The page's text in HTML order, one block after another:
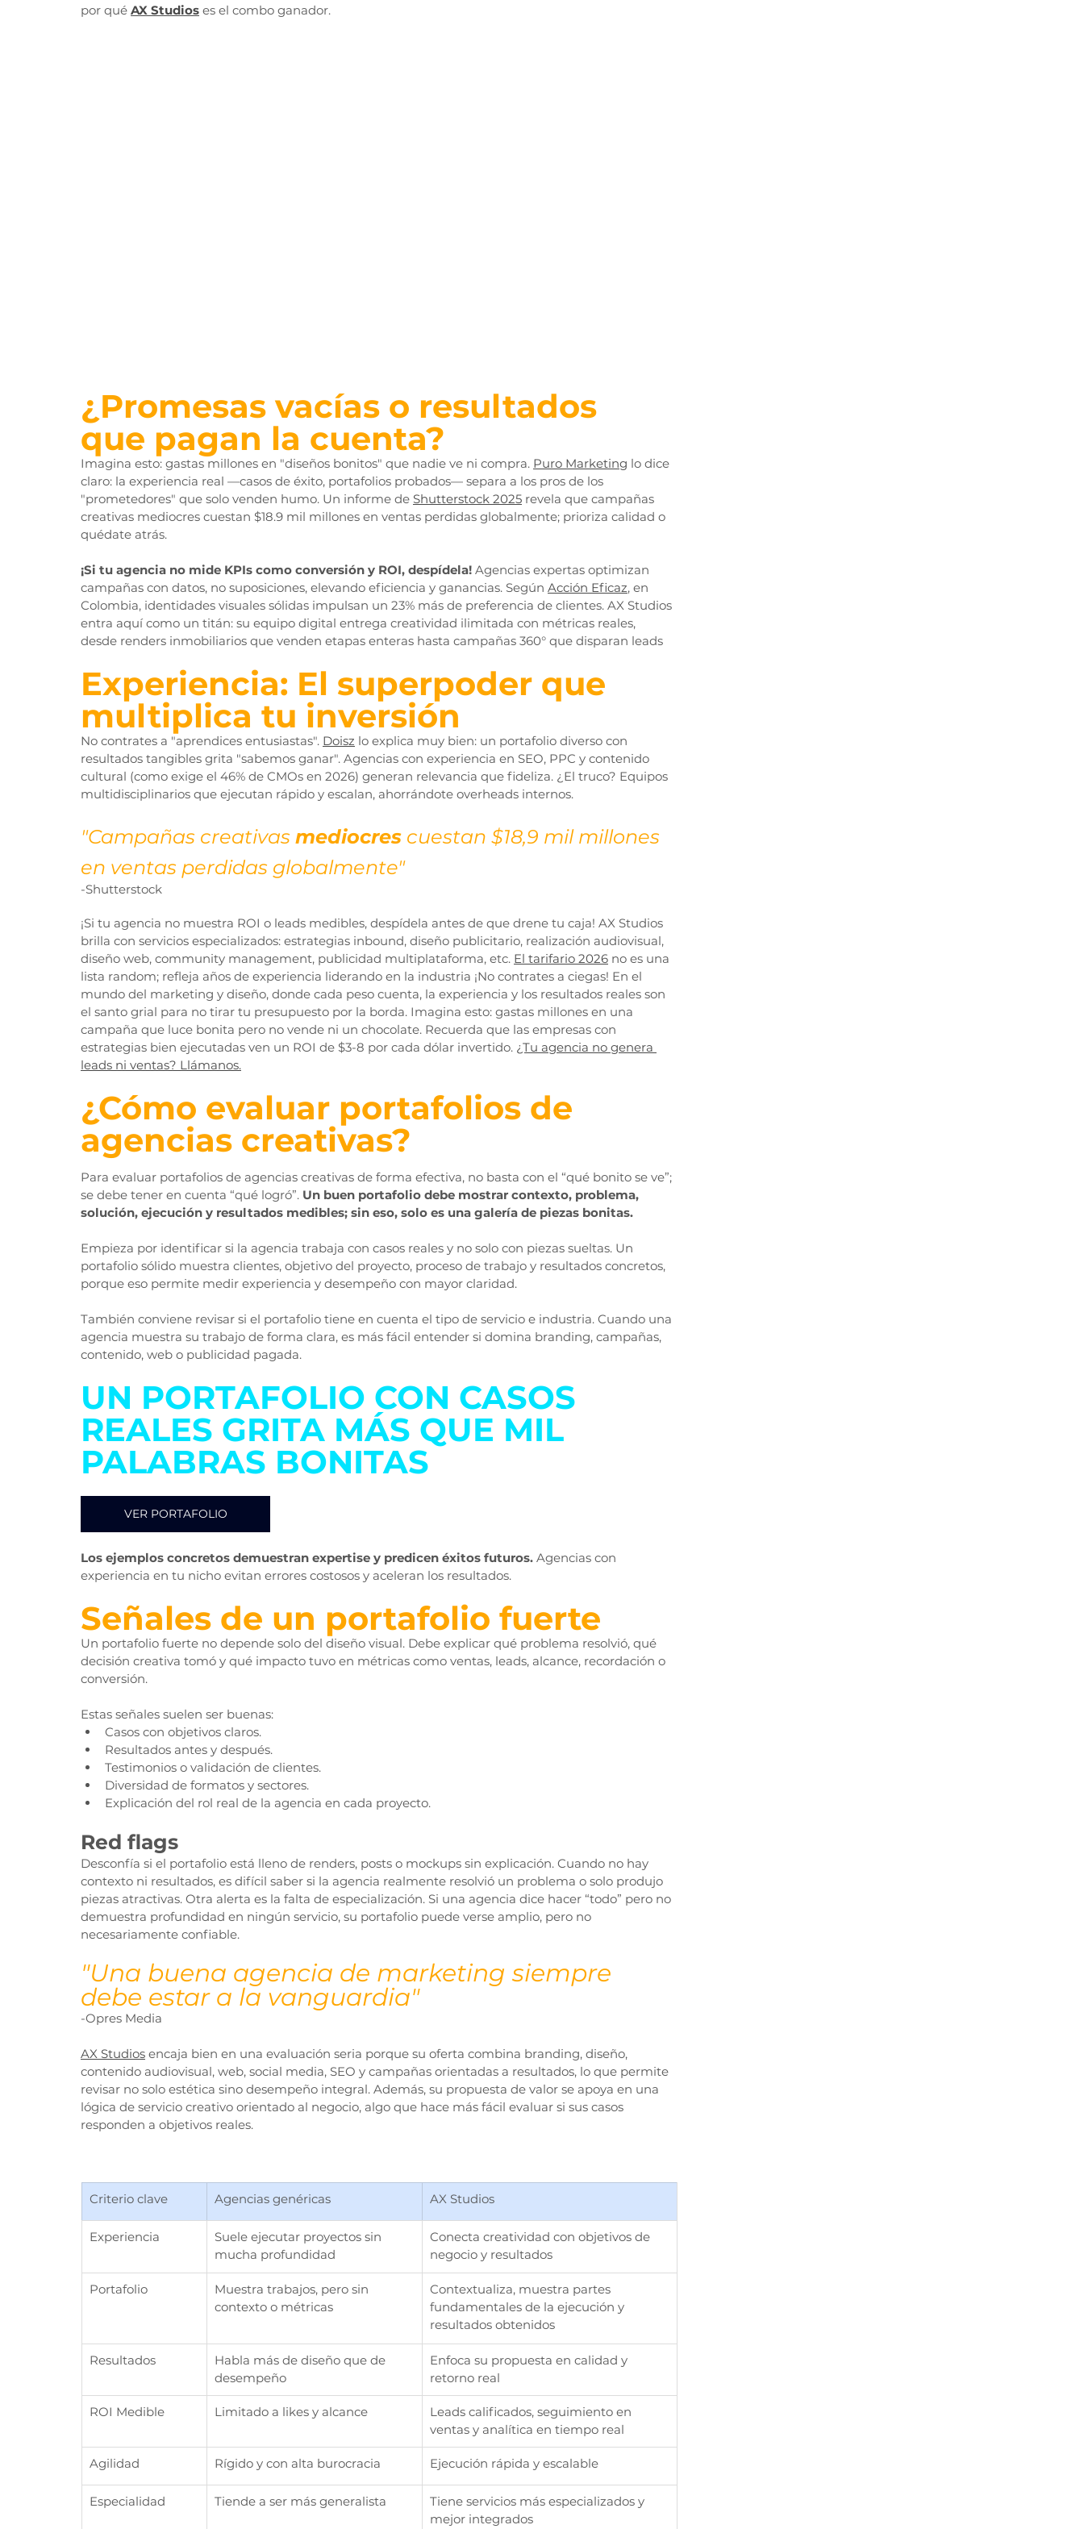
por qué AX Studios es el combo ganador.
¿Promesas vacías o resultados
que pagan la cuenta?
Imagina esto: gastas millones en "diseños bonitos" que nadie ve ni compra. Puro Marketing lo dice
claro: la experiencia real —casos de éxito, portafolios probados— separa a los pros de los
"prometedores" que solo venden humo. Un informe de Shutterstock 2025 revela que campañas
creativas mediocres cuestan $18.9 mil millones en ventas perdidas globalmente; prioriza calidad o
quédate atrás.
¡Si tu agencia no mide KPIs como conversión y ROI, despídela! Agencias expertas optimizan
campañas con datos, no suposiciones, elevando eficiencia y ganancias. Según Acción Eficaz, en
Colombia, identidades visuales sólidas impulsan un 23% más de preferencia de clientes. AX Studios
entra aquí como un titán: su equipo digital entrega creatividad ilimitada con métricas reales,
desde renders inmobiliarios que venden etapas enteras hasta campañas 360° que disparan leads
Experiencia: El superpoder que
multiplica tu inversión
No contrates a "aprendices entusiastas". Doisz lo explica muy bien: un portafolio diverso con
resultados tangibles grita "sabemos ganar". Agencias con experiencia en SEO, PPC y contenido
cultural (como exige el 46% de CMOs en 2026) generan relevancia que fideliza. ¿El truco? Equipos
multidisciplinarios que ejecutan rápido y escalan, ahorrándote overheads internos.
"Campañas creativas mediocres cuestan $18,9 mil millones
en ventas perdidas globalmente"
-Shutterstock
¡Si tu agencia no muestra ROI o leads medibles, despídela antes de que drene tu caja! AX Studios
brilla con servicios especializados: estrategias inbound, diseño publicitario, realización audiovisual,
diseño web, community management, publicidad multiplataforma, etc. El tarifario 2026 no es una
lista random; refleja años de experiencia liderando en la industria ¡No contrates a ciegas! En el
mundo del marketing y diseño, donde cada peso cuenta, la experiencia y los resultados reales son
el santo grial para no tirar tu presupuesto por la borda. Imagina esto: gastas millones en una
campaña que luce bonita pero no vende ni un chocolate. Recuerda que las empresas con
estrategias bien ejecutadas ven un ROI de $3-8 por cada dólar invertido. ¿Tu agencia no genera
leads ni ventas? Llámanos.
¿Cómo evaluar portafolios de
agencias creativas?
Para evaluar portafolios de agencias creativas de forma efectiva, no basta con el “qué bonito se ve”;
se debe tener en cuenta “qué logró”. Un buen portafolio debe mostrar contexto, problema,
solución, ejecución y resultados medibles; sin eso, solo es una galería de piezas bonitas.
Empieza por identificar si la agencia trabaja con casos reales y no solo con piezas sueltas. Un
portafolio sólido muestra clientes, objetivo del proyecto, proceso de trabajo y resultados concretos,
porque eso permite medir experiencia y desempeño con mayor claridad.
También conviene revisar si el portafolio tiene en cuenta el tipo de servicio e industria. Cuando una
agencia muestra su trabajo de forma clara, es más fácil entender si domina branding, campañas,
contenido, web o publicidad pagada.
UN PORTAFOLIO CON CASOS
REALES GRITA MÁS QUE MIL
PALABRAS BONITAS
VER PORTAFOLIO
Los ejemplos concretos demuestran expertise y predicen éxitos futuros. Agencias con
experiencia en tu nicho evitan errores costosos y aceleran los resultados.
Señales de un portafolio fuerte
Un portafolio fuerte no depende solo del diseño visual. Debe explicar qué problema resolvió, qué
decisión creativa tomó y qué impacto tuvo en métricas como ventas, leads, alcance, recordación o
conversión.
Estas señales suelen ser buenas:
Casos con objetivos claros.
Resultados antes y después.
Testimonios o validación de clientes.
Diversidad de formatos y sectores.
Explicación del rol real de la agencia en cada proyecto.
Red flags
Desconfía si el portafolio está lleno de renders, posts o mockups sin explicación. Cuando no hay
contexto ni resultados, es difícil saber si la agencia realmente resolvió un problema o solo produjo
piezas atractivas. Otra alerta es la falta de especialización. Si una agencia dice hacer “todo” pero no
demuestra profundidad en ningún servicio, su portafolio puede verse amplio, pero no
necesariamente confiable.
"Una buena agencia de marketing siempre
debe estar a la vanguardia"
-Opres Media
AX Studios encaja bien en una evaluación seria porque su oferta combina branding, diseño,
contenido audiovisual, web, social media, SEO y campañas orientadas a resultados, lo que permite
revisar no solo estética sino desempeño integral. Además, su propuesta de valor se apoya en una
lógica de servicio creativo orientado al negocio, algo que hace más fácil evaluar si sus casos
responden a objetivos reales.
Criterio clave Agencias genéricas AX Studios
Experiencia
Suele ejecutar proyectos sin
mucha profundidad
Conecta creatividad con objetivos de
negocio y resultados
Portafolio
Muestra trabajos, pero sin
contexto o métricas
Contextualiza, muestra partes
fundamentales de la ejecución y
resultados obtenidos
Resultados
Habla más de diseño que de
desempeño
Enfoca su propuesta en calidad y
retorno real
ROI Medible Limitado a likes y alcance
Leads calificados, seguimiento en
ventas y analítica en tiempo real
Agilidad Rígido y con alta burocracia Ejecución rápida y escalable
Especialidad Tiende a ser más generalista
Tiene servicios más especializados y
mejor integrados